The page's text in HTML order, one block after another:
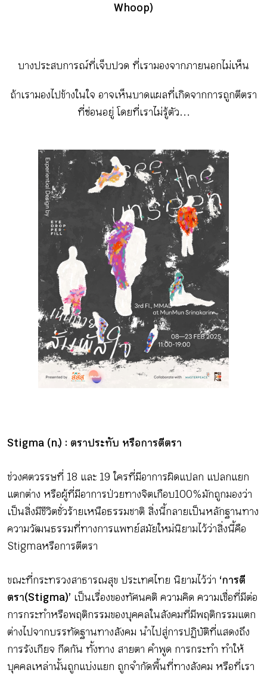
เข้าสู่ระบบ/สมัครสมาชิก
EN
Whoop)
บางประสบการณ์ที่เจ็บปวด ที่เรามองจากภายนอกไม่เห็น
ถ้าเรามองไปข้างในใจ อาจเห็นบาดแผลที่เกิดจากการถูกตีตรา
ที่ซ่อนอยู่ โดยที่เราไม่รู้ตัว…
Stigma (n.) : ตราประทับ หรือการตีตรา
ช่วงศตวรรษที่ 18 และ 19 ใครที่มีอาการผิดแปลก แปลกแยก
แตกต่าง หรือผู้ที่มีอาการป่วยทางจิตเกือบ 100% มักถูกมองว่า
เป็นสิ่งมีชีวิตชั่วร้ายเหนือธรรมชาติ สิ่งนี้กลายเป็นหลักฐานทาง
ความวัฒนธรรมที่ทางการแพทย์สมัยใหม่นิยามไว้ว่าสิ่งนี้คือ
Stigma หรือการตีตรา
ขณะที่กระทรวงสาธารณสุข ประเทศไทย นิยามไว้ว่า ‘การตี
ตรา (Stigma)’ เป็นเรื่องของทัศนคติ ความคิด ความเชื่อที่มีต่อ
การกระทำหรือพฤติกรรมของบุคคลในสังคมที่มีพฤติกรรมแตก
ต่างไปจากบรรทัดฐานทางสังคม นำไปสู่การปฏิบัติที่แสดงถึง
การรังเกียจ กีดกัน ทั้งทาง สายตา คำพูด การกระทำ ทำให้
บุคคลเหล่านั้นถูกแบ่งแยก ถูกจำกัดพื้นที่ทางสังคม หรือที่เรา